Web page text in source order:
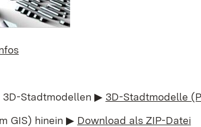
3D-Stadtmodellen ▶ 3D-Stadtmodelle
GIS) hinein ▶ Download als ZIP-Datei